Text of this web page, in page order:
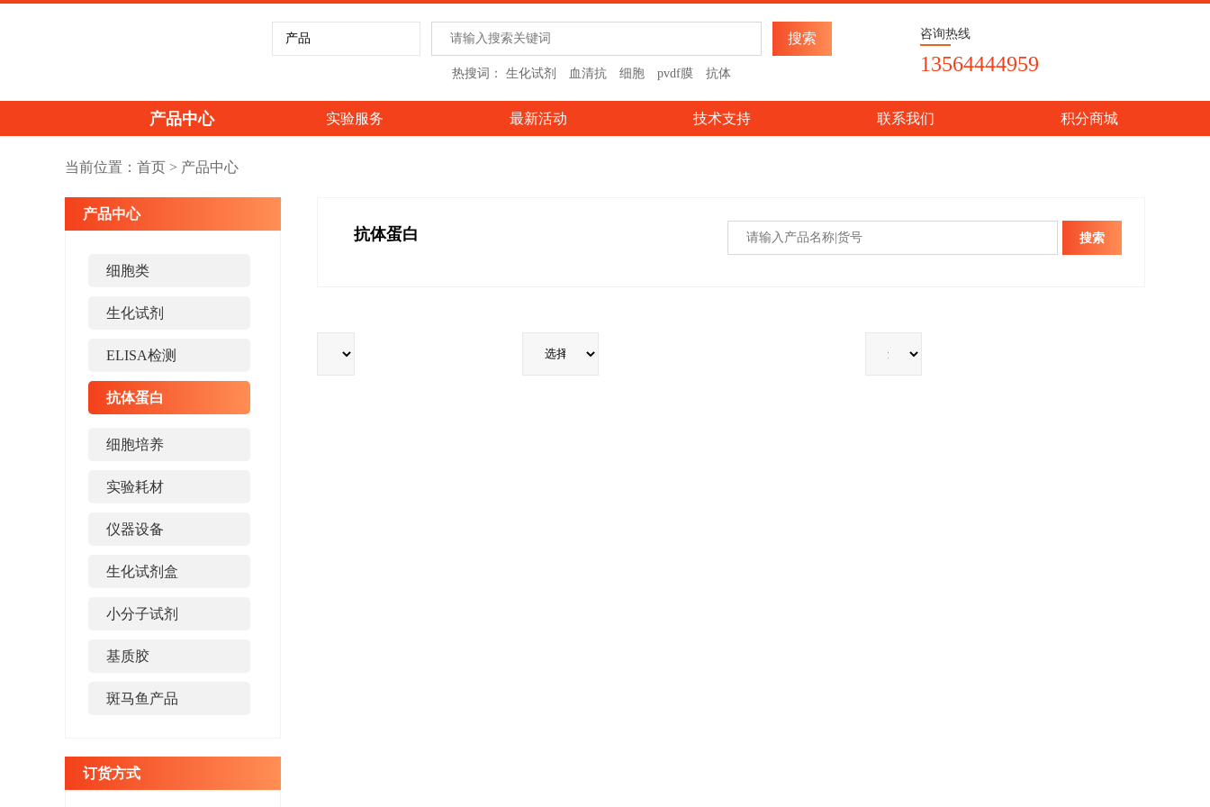
热搜词： 生化试剂 血清抗 细胞 pvdf膜 抗体
咨询热线
13564444959
产品中心 实验服务 最新活动 技术支持 联系我们 积分商城
当前位置： 首页 > 产品中心
产品中心
细胞类
生化试剂
ELISA检测
抗体蛋白
细胞培养
实验耗材
仪器设备
生化试剂盒
小分子试剂
基质胶
斑马鱼产品
订货方式
抗体蛋白